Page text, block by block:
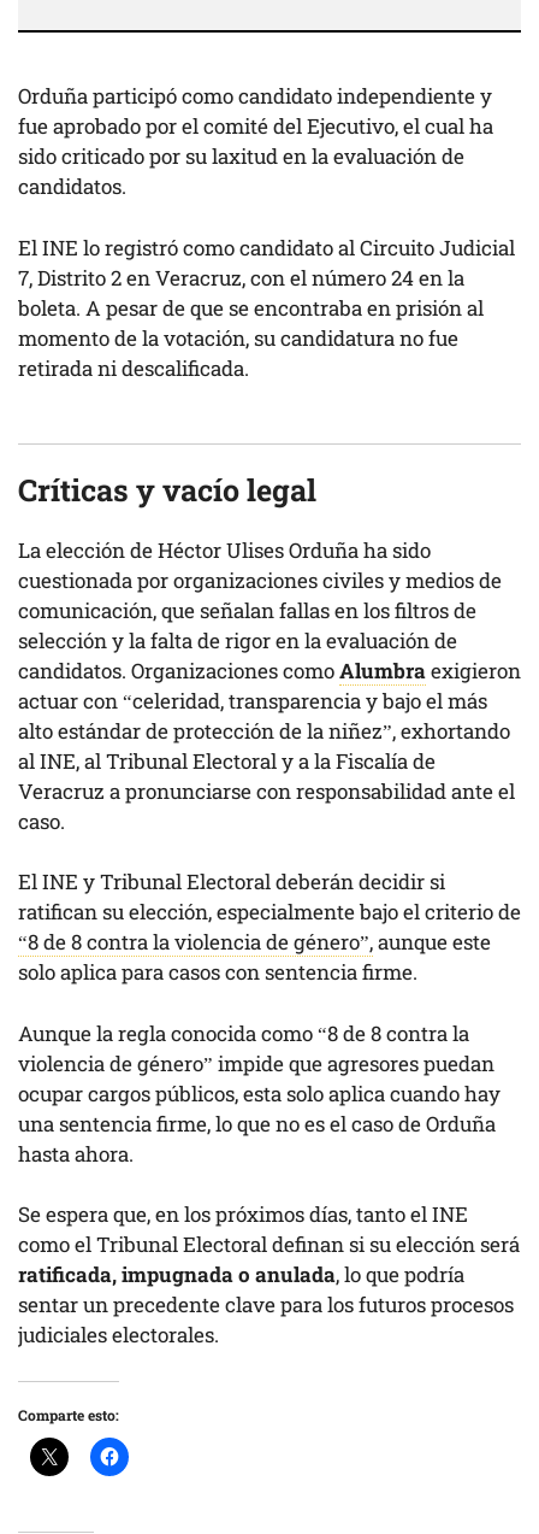
Orduña participó como candidato independiente y
fue aprobado por el comité del Ejecutivo, el cual ha
sido criticado por su laxitud en la evaluación de
candidatos.
El INE lo registró como candidato al Circuito Judicial
7, Distrito 2 en Veracruz, con el número 24 en la
boleta. A pesar de que se encontraba en prisión al
momento de la votación, su candidatura no fue
retirada ni descalificada.
Críticas y vacío legal
La elección de Héctor Ulises Orduña ha sido
cuestionada por organizaciones civiles y medios de
comunicación, que señalan fallas en los filtros de
selección y la falta de rigor en la evaluación de
candidatos. Organizaciones comoAlumbraexigieron
actuar con “celeridad, transparencia y bajo el más
alto estándar de protección de la niñez”, exhortando
al INE, al Tribunal Electoral y a la Fiscalía de
Veracruz a pronunciarse con responsabilidad ante el
caso.
El INE y Tribunal Electoral deberán decidir si
ratifican su elección, especialmente bajo el criterio de
“8 de 8 contra la violencia de género”,aunque este
solo aplica para casos con sentencia firme.
Aunque la regla conocida como “8 de 8 contra la
violencia de género” impide que agresores puedan
ocupar cargos públicos, esta solo aplica cuando hay
una sentencia firme, lo que no es el caso de Orduña
hasta ahora.
Se espera que, en los próximos días, tanto el INE
como el Tribunal Electoral definan si su elección será
ratificada, impugnada o anulada, lo que podría
sentar un precedente clave para los futuros procesos
judiciales electorales.
Comparte esto: